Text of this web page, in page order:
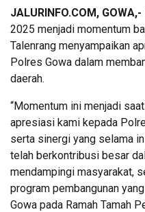
JALURINFO.COM, GOWA,-
2025 menjadi momentum
Talenrang menyampaikan
Polres Gowa dalam
daerah.
“Momentum ini menjadi
apresiasi kami kepada
serta sinergi yang selama
telah berkontribusi besar
mendampingi masyarakat,
program pembangunan
Gowa pada Ramah Tamah